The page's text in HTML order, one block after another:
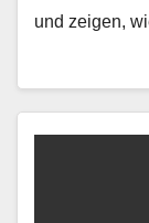
und zeigen,